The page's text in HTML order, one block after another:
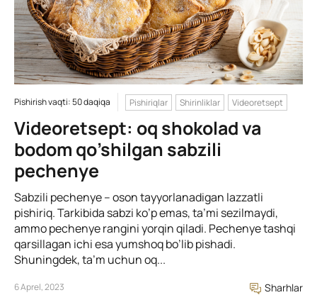
Pishirish vaqti: 50 daqiqa Pishiriqlar Shirinliklar Videoretsept
Videoretsept: oq shokolad va
bodom qo’shilgan sabzili
pechenye
Sabzili pechenye – oson tayyorlanadigan lazzatli
pishiriq. Tarkibida sabzi ko’p emas, ta’mi sezilmaydi,
ammo pechenye rangini yorqin qiladi. Pechenye tashqi
qarsillagan ichi esa yumshoq bo’lib pishadi.
Shuningdek, ta’m uchun oq...
6 Aprel, 2023 Sharhlar